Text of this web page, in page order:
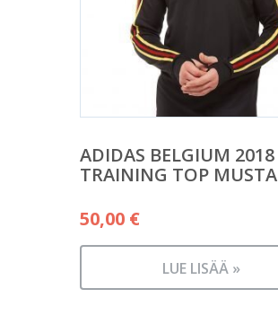
ADIDAS BELGIUM 2018
TRAINING TOP MUSTA
50,00 €
LUE LISÄÄ »